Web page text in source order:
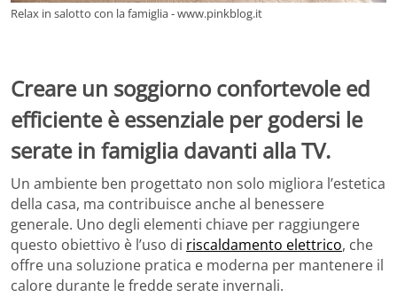
Relax in salotto con la famiglia - www.pinkblog.it
Creare un soggiorno confortevole ed
efficiente è essenziale per godersi le
serate in famiglia davanti alla TV.
Un ambiente ben progettato non solo migliora l’estetica
della casa, ma contribuisce anche al benessere
generale. Uno degli elementi chiave per raggiungere
questo obiettivo è l’uso di riscaldamento elettrico, che
offre una soluzione pratica e moderna per mantenere il
calore durante le fredde serate invernali.